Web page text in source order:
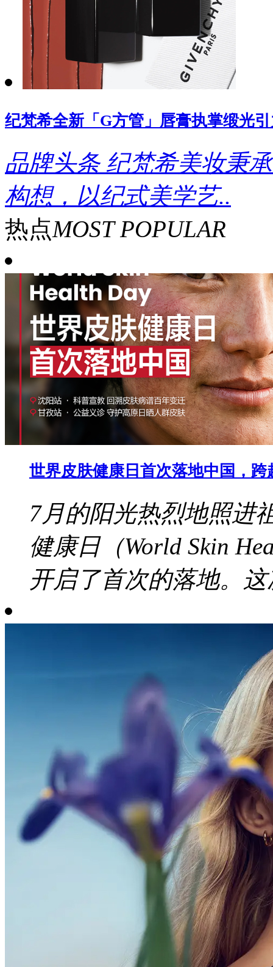
纪梵希全新「G方管」唇膏执掌缎光
品牌头条 纪梵希美妆秉
构想，以纪式美学艺..
热点MOST POPULAR
世界皮肤健康日首次落地中国，
7月的阳光热烈地照进
健康日（World Skin
开启了首次的落地。这